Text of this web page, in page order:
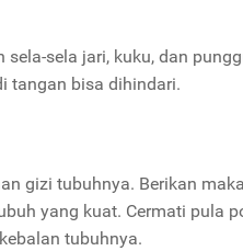
sela jari, kuku, dan
tangan bisa dihindari.
gizi tubuhnya. Berikan
yang kuat. Cermati pula
tubuhnya.